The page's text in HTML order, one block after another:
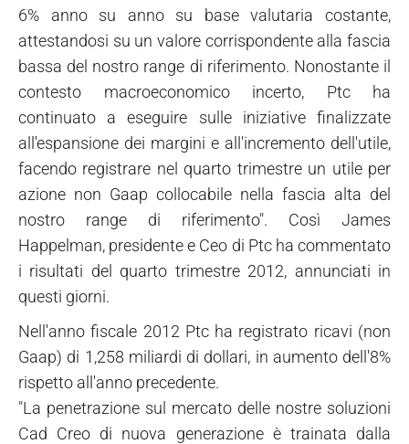
6% anno su anno su base valutaria costante,
attestandosi su un valore corrispondente alla fascia
bassa del nostro range di riferimento. Nonostante il
contesto macroeconomico incerto, Ptc ha
continuato a eseguire sulle iniziative finalizzate
all'espansione dei margini e all'incremento dell'utile,
facendo registrare nel quarto trimestre un utile per
azione non Gaap collocabile nella fascia alta del
nostro range di riferimento". Così James
Happelman, presidente e Ceo di Ptc ha commentato
i risultati del quarto trimestre 2012, annunciati in
questi giorni.
Nell'anno fiscale 2012 Ptc ha registrato ricavi (non
Gaap) di 1,258 miliardi di dollari, in aumento dell'8%
rispetto all'anno precedente.
"La penetrazione sul mercato delle nostre soluzioni
Cad Creo di nuova generazione è trainata dalla